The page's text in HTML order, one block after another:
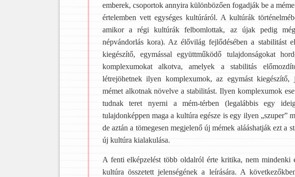
emberek, csoportok annyira különbözően fogadják be a
értelemben vett egységes kultúráról. A kultúrák
amikor a régi kultúrák felbomlottak, az újak pedig
népvándorlás kora). Az élővilág fejlődésében a stabilitást
kiegészítő, egymással együttműködő tulajdonságokat
komplexumokat alkotva, amelyek a stabilitás
létrejöhetnek ilyen komplexumok, az egymást
mémet alkotnak növelve a stabilitást. Ilyen komplexumok
tudnak teret nyerni a mém-térben (legalábbis egy
tulajdonképpen maga a kultúra egésze is egy ilyen „szuper”
de aztán a tömegesen megjelenő új mémek alááshatják ezt a
új kultúra kialakulása.
A fenti elképzelést több oldalról érte kritika, nem mindenki
kultúra összetett jelenségének a leírására. A